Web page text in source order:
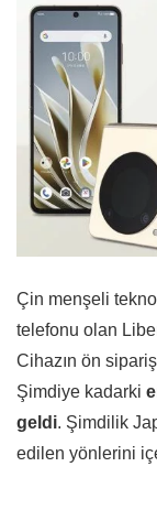
Çin menşeli
telefonu olan
Cihazın ön
Şimdiye kadarki
geldi. Şimdilik
edilen yönlerini